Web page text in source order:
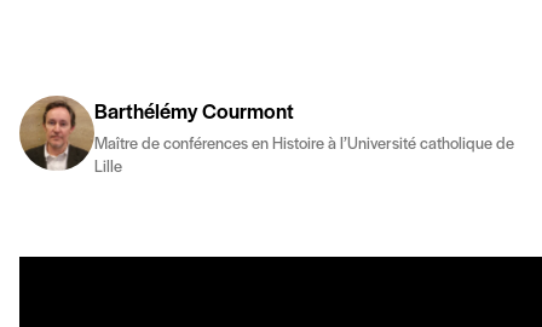
Barthélémy Courmont
Maître de conférences en Histoire à l’Université catholique de
Lille